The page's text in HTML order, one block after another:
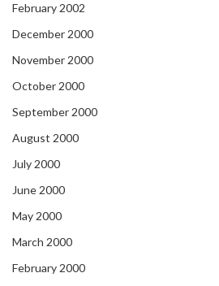
February 2002
December 2000
November 2000
October 2000
September 2000
August 2000
July 2000
June 2000
May 2000
March 2000
February 2000